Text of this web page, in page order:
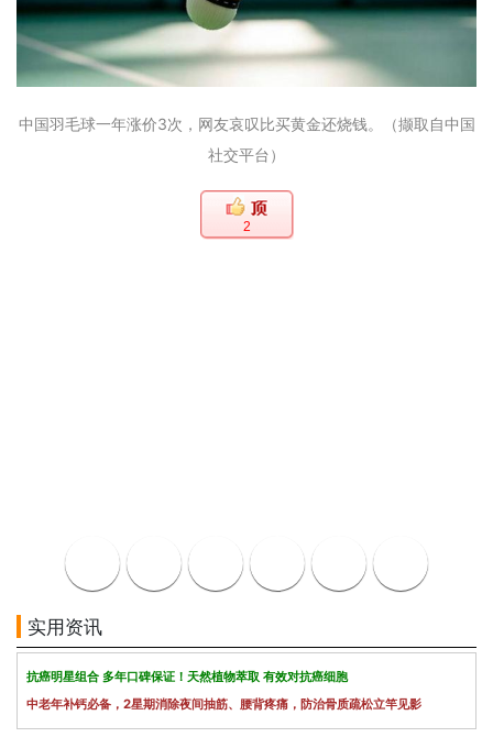
中国羽毛球一年涨价3次，网友哀叹比买黄金还烧钱。（撷取自中国
社交平台）
2
实用资讯
抗癌明星组合 多年口碑保证！天然植物萃取 有效对抗癌细胞
中老年补钙必备，2星期消除夜间抽筋、腰背疼痛，防治骨质疏松立竿见影